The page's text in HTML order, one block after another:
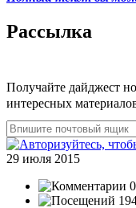
Рассылка
Получайте дайджест
интересных
29 июля 2015
0